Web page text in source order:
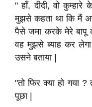
" हाँ, दीदी, वो
मुझसे कहता था कि मैं
पैसे जमा करके मेरे बापू
वह मुझसे ब्याह कर
उसने बताया |
"तो फिर क्या हो गया
पूछा |